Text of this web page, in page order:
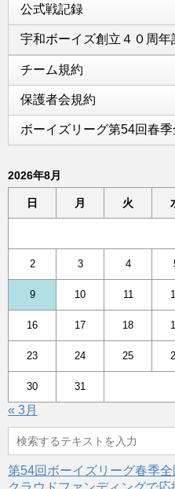
公式戦記録
宇和ボーイズ創立４０周
チーム規約
保護者会規約
ボーイズリーグ第54回春
2026年8月
日 月 火
2 3 4
9 10 11
16 17 18
23 24 25
30 31
« 3月
第54回ボーイズリーグ春季